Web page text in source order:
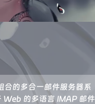
的多合一邮件服务器系
的多语言 IMAP 邮件